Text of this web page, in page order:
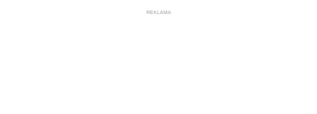
REKLAMA